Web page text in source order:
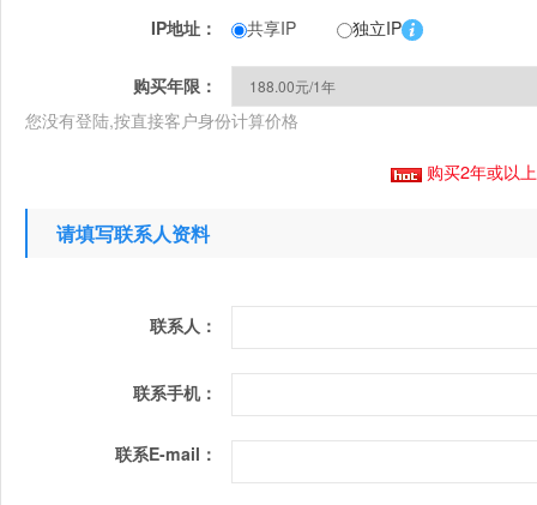
IP地址： 共享IP 独立IP
购买年限：
您没有登陆,按直接客户身份计算价格
购买2年或以
请填写联系人资料
联系人：
联系手机：
联系E-mail：